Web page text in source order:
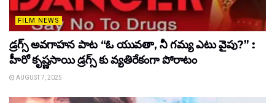
FILM NEWS
డ్రగ్స్ అవగాహన పాట “ఓ యువతా, నీ గమ్య ఎటు వైపు?” :
హీరో కృష్ణసాయి డ్రగ్స్ కు వ్యతిరేకంగా పోరాటం
AUGUST 7, 2025